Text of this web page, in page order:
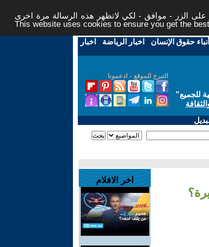
الزر - موافق - لكي لاتظهر هذه الرسالة مرة اخرى -
This website uses cookies to ensure you get the
حقوق الإنسان - اخبار الرياضة - اخبار
التبرع للموقع - ادعمونا
للجميع"
اخر الافلام